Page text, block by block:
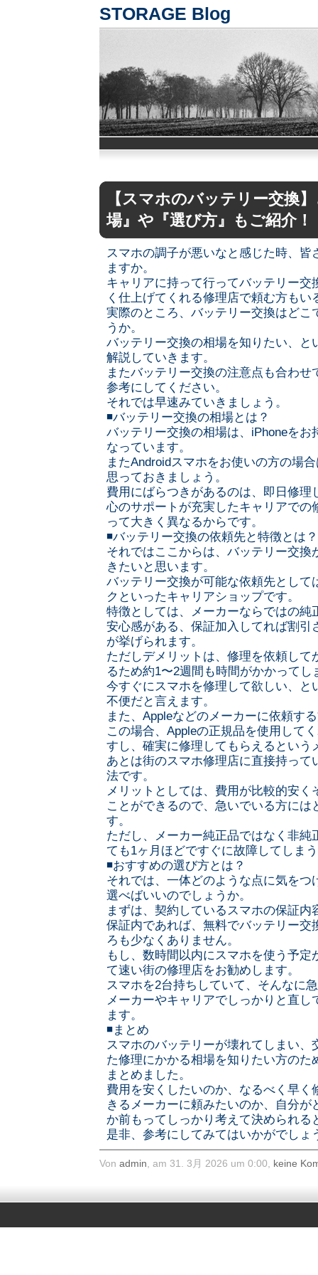
STORAGE Blog
【スマホのバッテリー交換
場』や『選び方』もご紹介！
スマホの調子が悪いなと感じた時、皆
ますか。
キャリアに持って行ってバッテリー交
く仕上げてくれる修理店で頼む方もい
実際のところ、バッテリー交換はどこ
うか。
バッテリー交換の相場を知りたい、と
解説していきます。
またバッテリー交換の注意点も合わせ
参考にしてください。
それでは早速みていきましょう。
◾️バッテリー交換の相場とは？
バッテリー交換の相場は、iPhoneをお
なっています。
またAndroidスマホをお使いの方の場
思っておきましょう。
費用にばらつきがあるのは、即日修理
心のサポートが充実したキャリアでの
って大きく異なるからです。
◾️バッテリー交換の依頼先と特徴とは？
それではここからは、バッテリー交換
きたいと思います。
バッテリー交換が可能な依頼先として
クといったキャリアショップです。
特徴としては、メーカーならではの純
安心感がある、保証加入してれば割引
が挙げられます。
ただしデメリットは、修理を依頼して
るため約1〜2週間も時間がかかってし
今すぐにスマホを修理して欲しい、と
不便だと言えます。
また、Appleなどのメーカーに依頼す
この場合、Appleの正規品を使用して
すし、確実に修理してもらえるという
あとは街のスマホ修理店に直接持って
法です。
メリットとしては、費用が比較的安く
ことができるので、急いでいる方には
す。
ただし、メーカー純正品ではなく非純
ても1ヶ月ほどですぐに故障してしま
◾️おすすめの選び方とは？
それでは、一体どのような点に気をつ
選べばいいのでしょうか。
まずは、契約しているスマホの保証内
保証内であれば、無料でバッテリー交
ろも少なくありません。
もし、数時間以内にスマホを使う予定
て速い街の修理店をお勧めします。
スマホを2台持ちしていて、そんなに
メーカーやキャリアでしっかりと直し
ます。
◾️まとめ
スマホのバッテリーが壊れてしまい、
た修理にかかる相場を知りたい方のた
まとめました。
費用を安くしたいのか、なるべく早く
きるメーカーに頼みたいのか、自分が
か前もってしっかり考えて決められる
是非、参考にしてみてはいかがでしょ
Von admin, am 31. 3月 2026 um 0:00, keine